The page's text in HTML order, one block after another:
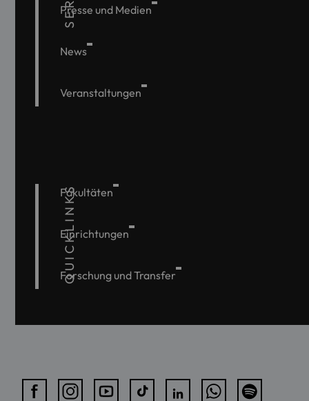
Presse und Medien
News
Veranstaltungen
QUICKLINKS
Fakultäten
Einrichtungen
Forschung und Transfer